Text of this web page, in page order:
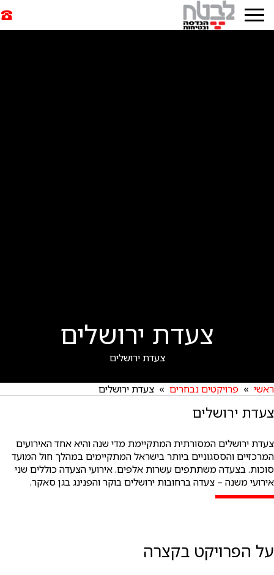
צעדת ירושלים
צעדת ירושלים
ראשי » פרויקטים נבחרים » צעדת ירושלים
צעדת ירושלים
צעדת ירושלים המסורתית המתקיימת מדי שנה והיא אחד האירועים
המרכזיים והססגוניים ביותר בישראל המתקיימים במהלך חול המועד
סוכות. בצעדה משתתפים עשרות אלפים. אירועי הצעדה כוללים שני
אירועי משנה – צעדה ברחובות ירושלים בוקר והפנינג בגן סאקר.
על הפרויקט בקצרה